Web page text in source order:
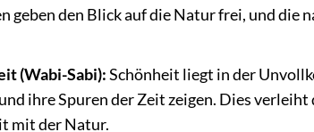
geben den Blick auf die Natur frei, und die
(Wabi-Sabi):Schönheit liegt in der
ihre Spuren der Zeit zeigen. Dies
mit der Natur.